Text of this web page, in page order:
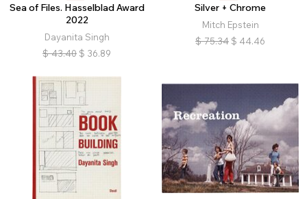
Sea of Files. Hasselblad Award
2022
Dayanita Singh
$ 43.40 $ 36.89
Silver + Chrome
Mitch Epstein
$ 75.34 $ 44.46